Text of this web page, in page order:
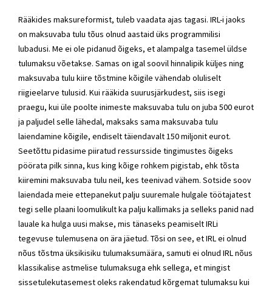
Rääkides maksureformist, tuleb vaadata ajas tagasi. IRL-i jaoks
on maksuvaba tulu tõus olnud aastaid üks programmilisi
lubadusi. Me ei ole pidanud õigeks, et alampalga tasemel üldse
tulumaksu võetakse. Samas on igal soovil hinnalipik küljes ning
maksuvaba tulu kiire tõstmine kõigile vähendab oluliselt
riigieelarve tulusid. Kui rääkida suurusjärkudest, siis isegi
praegu, kui üle poolte inimeste maksuvaba tulu on juba 500 eurot
ja paljudel selle lähedal, maksaks sama maksuvaba tulu
laiendamine kõigile, endiselt täiendavalt 150 miljonit eurot.
Seetõttu pidasime piiratud ressursside tingimustes õigeks
pöörata pilk sinna, kus king kõige rohkem pigistab, ehk tõsta
kiiremini maksuvaba tulu neil, kes teenivad vähem. Sotside soov
laiendada meie ettepanekut palju suuremale hulgale töötajatest
tegi selle plaani loomulikult ka palju kallimaks ja selleks panid nad
lauale ka hulga uusi makse, mis tänaseks peamiselt IRLi
tegevuse tulemusena on ära jäetud. Tõsi on see, et IRL ei olnud
nõus tõstma üksikisiku tulumaksumäära, samuti ei olnud IRL nõus
klassikalise astmelise tulumaksuga ehk sellega, et mingist
sissetulekutasemest oleks rakendatud kõrgemat tulumaksu kui